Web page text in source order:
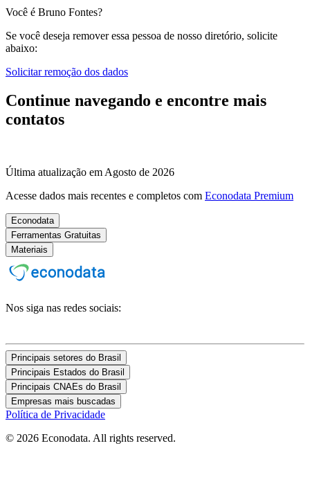
Você é Bruno Fontes?
Se você deseja remover essa pessoa de nosso diretório, solicite
abaixo:
Solicitar remoção dos dados
Continue navegando e encontre mais
contatos
Última atualização em Agosto de 2026
Acesse dados mais recentes e completos com Econodata Premium
Econodata
Ferramentas Gratuitas
Materiais
Nos siga nas redes sociais:
Principais setores do Brasil
Principais Estados do Brasil
Principais CNAEs do Brasil
Empresas mais buscadas
Política de Privacidade
© 2026 Econodata. All rights reserved.